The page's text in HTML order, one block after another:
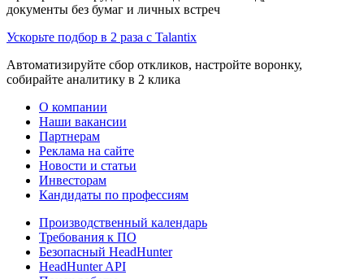
документы без бумаг и личных встреч
Ускорьте подбор в 2 раза с Talantix
Автоматизируйте сбор откликов, настройте воронку,
собирайте аналитику в 2 клика
О компании
Наши вакансии
Партнерам
Реклама на сайте
Новости и статьи
Инвесторам
Кандидаты по профессиям
Производственный календарь
Требования к ПО
Безопасный HeadHunter
HeadHunter API